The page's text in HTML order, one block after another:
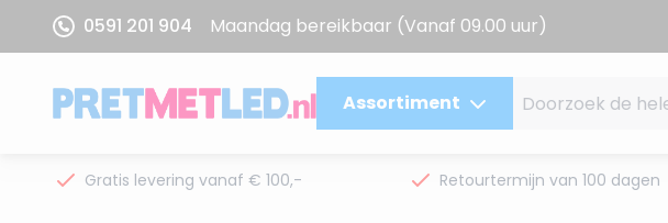
Ga naar de inhoud
0591 201 904 Maandag bereikbaar (Vanaf 09.00 uur)
Assortiment
Gratis levering vanaf € 100,- Retourtermijn van 100 dagen